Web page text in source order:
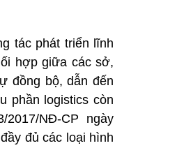
tác phát triển lĩnh
hợp giữa các sở,
đồng bộ, dẫn đến
phần logistics còn
NĐ-CP ngày
đủ các loại hình